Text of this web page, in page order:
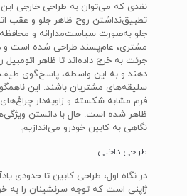
نقدی که می‌توان به طراحی خارجی این
تطبیق‌نداشتن روح ظاهر جلو و عقب
جلو به‌صورت سیاست‌مدارانه و
مشتری، عام‌پسند طراحی شده است و
جرئت به خرج داده‌اند تا ظاهر
دهند و به‌ این واسطه، پاسخ‌گوی طیف
سلیقه‌های مشتریان باشند. این
فرم مشابه شکسته و زاویه‌دار
ظاهر شده‌ است. حال با دانستن
نگاهی به کابین خودرو می‌اندازیم.
طراحی داخلی
در نگاه اول، طراحی کابین تا حدودی
ژاپنی است که توجه سرنشینان را به